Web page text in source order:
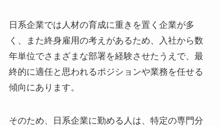
日系企業では人材の育成に重きを置く企業が多
く、また終身雇用の考えがあるため、入社から数
年単位でさまざまな部署を経験させたうえで、最
終的に適任と思われるポジションや業務を任せる
傾向にあります。
そのため、日系企業に勤める人は、特定の専門分